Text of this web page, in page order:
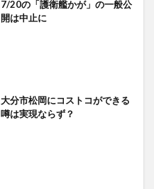
7/20の「護衛艦かが」の一般公
開は中止に
大分市松岡にコストコができる
噂は実現ならず？